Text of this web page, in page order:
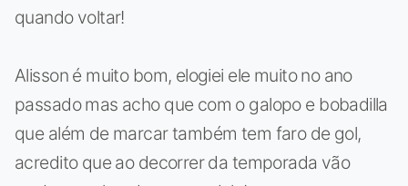
quando voltar!
Alisson é muito bom, elogiei ele muito no ano
passado mas acho que com o galopo e bobadilla
que além de marcar também tem faro de gol,
acredito que ao decorrer da temporada vão